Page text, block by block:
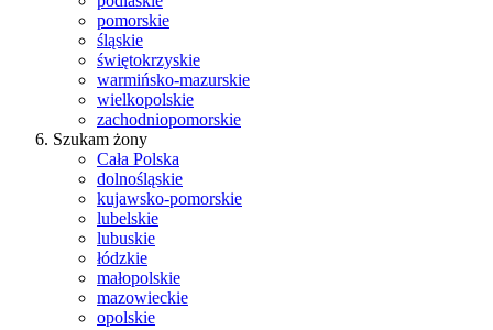
pomorskie
śląskie
świętokrzyskie
warmińsko-mazurskie
wielkopolskie
zachodniopomorskie
Szukam żony
Cała Polska
dolnośląskie
kujawsko-pomorskie
lubelskie
lubuskie
łódzkie
małopolskie
mazowieckie
opolskie